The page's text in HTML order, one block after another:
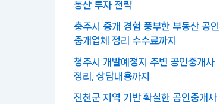
동산 투자 전략
충주시 중개 경험 풍부한 부동산 공인
중개업체 정리 수수료까지
청주시 개발예정지 주변 공인중개사
정리, 상담내용까지
진천군 지역 기반 확실한 공인중개사